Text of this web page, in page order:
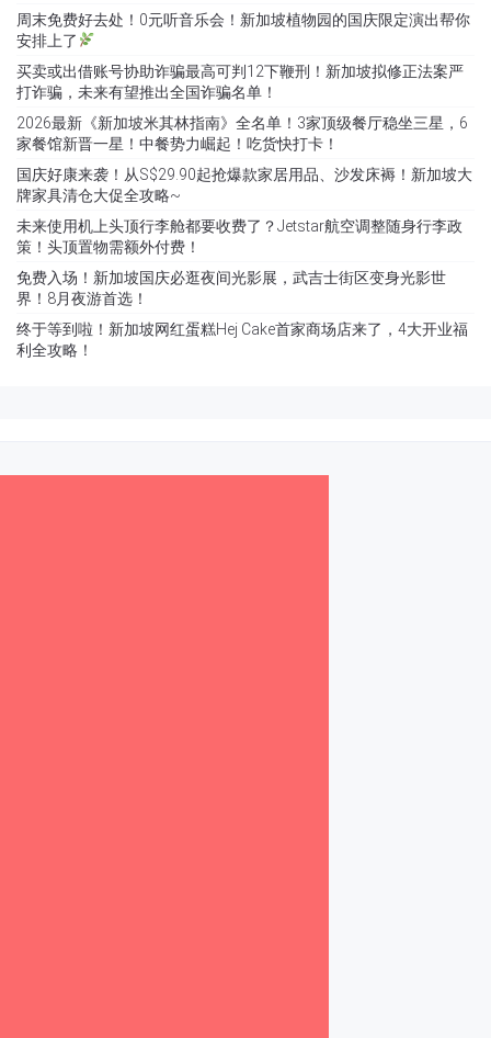
周末免费好去处！0元听音乐会！新加坡植物园的国庆限定演出帮你
安排上了
买卖或出借账号协助诈骗最高可判12下鞭刑！新加坡拟修正法案严
打诈骗，未来有望推出全国诈骗名单！
2026最新《新加坡米其林指南》全名单！3家顶级餐厅稳坐三星，6
家餐馆新晋一星！中餐势力崛起！吃货快打卡！
国庆好康来袭！从S$29.90起抢爆款家居用品、沙发床褥！新加坡大
牌家具清仓大促全攻略~
未来使用机上头顶行李舱都要收费了？Jetstar航空调整随身行李政
策！头顶置物需额外付费！
免费入场！新加坡国庆必逛夜间光影展，武吉士街区变身光影世
界！8月夜游首选！
终于等到啦！新加坡网红蛋糕Hej Cake首家商场店来了，4大开业福
利全攻略！